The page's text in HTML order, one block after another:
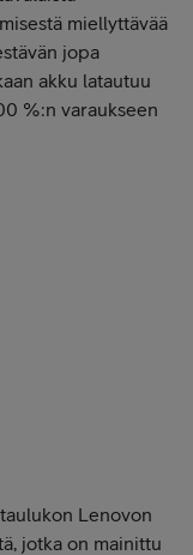
miellyttävää
jopa
akku latautuu
%:n varaukseen
Lenovon
jotka on mainittu